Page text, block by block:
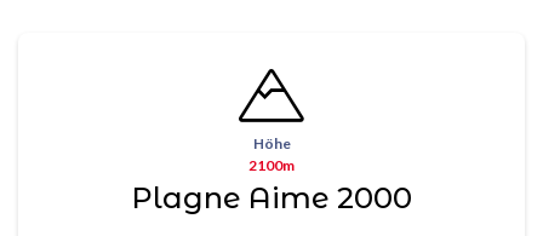
Höhe
2100m
Plagne Aime 2000